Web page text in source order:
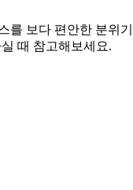
보다 편안한 분위
때 참고해보세요.